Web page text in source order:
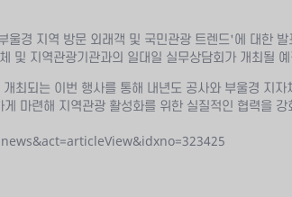
울경 지역 방문 외래객 및 국민관광 트렌드'에 대한
및 지역관광기관과의 일대일 실무상담회가 개최될
최되는 이번 행사를 통해 내년도 공사와 부울경 지
마련해 지역관광 활성화를 위한 실질적인 협력을